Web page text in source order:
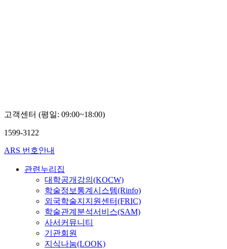
고객센터 (평일: 09:00~18:00)
1599-3122
ARS 번호안내
관련누리집
대학공개강의(KOCW)
학술정보통계시스템(Rinfo)
외국학술지지원센터(FRIC)
학술관계분석서비스(SAM)
사서커뮤니티
기관회원
지식나눔(LOOK)